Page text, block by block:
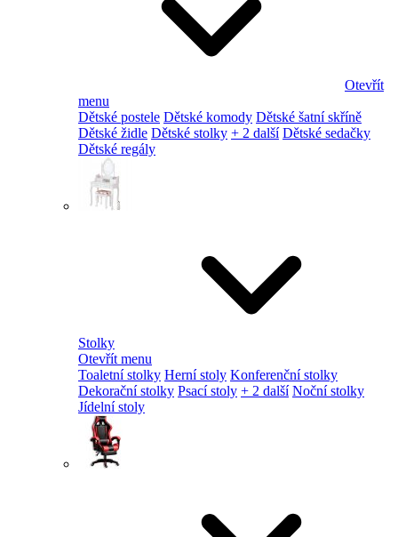
Otevřít
menu
Dětské postele Dětské komody Dětské šatní skříně
Dětské židle Dětské stolky + 2 další Dětské sedačky
Dětské regály
Stolky
Otevřít menu
Toaletní stolky Herní stoly Konferenční stolky
Dekorační stolky Psací stoly + 2 další Noční stolky
Jídelní stoly